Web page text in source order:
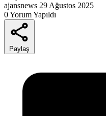
ajansnews 29 Ağustos 2025
0 Yorum Yapıldı
Paylaş